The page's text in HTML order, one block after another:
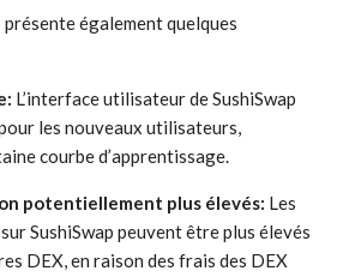
présente également quelques
L’interface utilisateur de SushiSwap
les nouveaux utilisateurs,
courbe d’apprentissage.
potentiellement plus élevés: Les
SushiSwap peuvent être plus élevés
DEX, en raison des frais des DEX